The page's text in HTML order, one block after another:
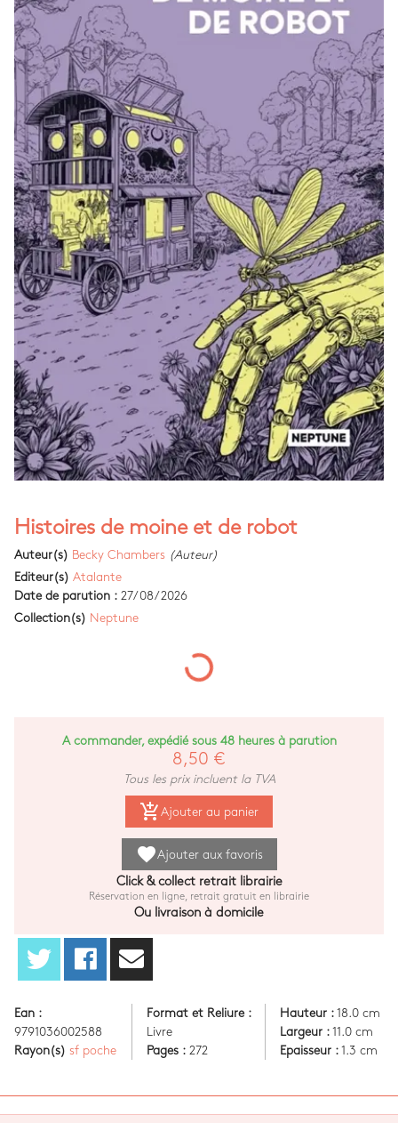
Histoires de moine et de robot
Auteur(s) Becky Chambers (Auteur)
Editeur(s) Atalante
Date de parution : 27/08/2026
Collection(s) Neptune
A commander, expédié sous 48 heures à parution
8,50 €
Tous les prix incluent la TVA
add_shopping_cart Ajouter au panier
favoriteAjouter aux favoris
Click & collect retrait librairie
Réservation en ligne, retrait gratuit en librairie
Ou livraison à domicile
Ean :
9791036002588
Rayon(s) sf poche
Format et Reliure :
Livre
Pages : 272
Hauteur :18.0 cm
Largeur :11.0 cm
Epaisseur :1.3 cm